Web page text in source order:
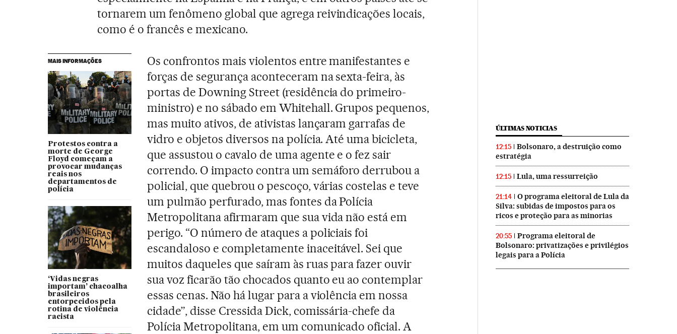
tornarem um fenômeno global que agrega reivindicações locais,
como é o francês e mexicano.
MAIS INFORMAÇÕES
Protestos contra a
morte de George
Floyd começam a
provocar mudanças
reais nos
departamentos de
polícia
‘Vidas negras
importam’ chacoalha
brasileiros
entorpecidos pela
rotina de violência
racista
Os confrontos mais violentos entre manifestantes e
forças de segurança aconteceram na sexta-feira, às
portas de Downing Street (residência do primeiro-
ministro) e no sábado em Whitehall. Grupos pequenos,
mas muito ativos, de ativistas lançaram garrafas de
vidro e objetos diversos na polícia. Até uma bicicleta,
que assustou o cavalo de uma agente e o fez sair
correndo. O impacto contra um semáforo derrubou a
policial, que quebrou o pescoço, várias costelas e teve
um pulmão perfurado, mas fontes da Polícia
Metropolitana afirmaram que sua vida não está em
perigo. “O número de ataques a policiais foi
escandaloso e completamente inaceitável. Sei que
muitos daqueles que saíram às ruas para fazer ouvir
sua voz ficarão tão chocados quanto eu ao contemplar
essas cenas. Não há lugar para a violência em nossa
cidade”, disse Cressida Dick, comissária-chefe da
Polícia Metropolitana, em um comunicado oficial. A
ÚLTIMAS NOTICIAS
12:15
Bolsonaro, a destruição como
estratégia
12:15 Lula, uma ressurreição
21:14
O programa eleitoral de Lula da
Silva: subidas de impostos para os
ricos e proteção para as minorias
20:55
Programa eleitoral de
Bolsonaro: privatizações e privilégios
legais para a Polícia